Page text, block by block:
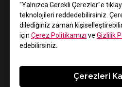
"Yalnızca Gerekli Çerezler"e
teknolojileri reddedebilirsiniz.
dilediğiniz zaman
için Çerez Politikamızı ve Gizlilik
edebilirsiniz.
Çerezleri
XL Setting to Share™ -
(Verdansk) Modu
Mod Renk Ayarı XL
XL-X Serisi